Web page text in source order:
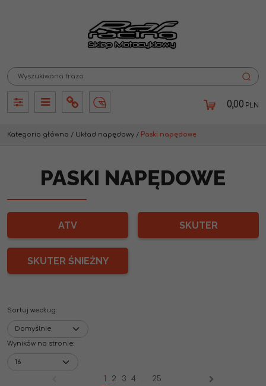
PanelPanelInfo Lang 0,00 PLN
Kategoria główna / Układ napędowy / Paski napędowe
PASKI NAPĘDOWE
ATV SKUTER
SKUTER ŚNIEŻNY
Sortuj według:
Wyników na stronie:
1 2 3 4 25